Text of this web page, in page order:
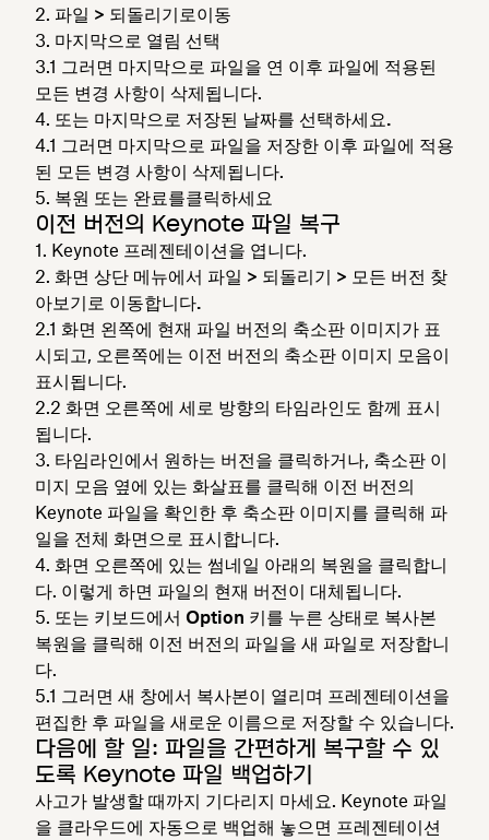
파일 > 되돌리기로이동
마지막으로 열림 선택
그러면 마지막으로 파일을 연 이후 파일에 적용된
모든 변경 사항이 삭제됩니다.
또는 마지막으로 저장된 날짜를 선택하세요.
그러면 마지막으로 파일을 저장한 이후 파일에 적용
된 모든 변경 사항이 삭제됩니다.
복원 또는 완료를클릭하세요
이전 버전의 Keynote 파일 복구
Keynote 프레젠테이션을 엽니다.
화면 상단 메뉴에서 파일 > 되돌리기 > 모든 버전 찾
아보기로 이동합니다.
화면 왼쪽에 현재 파일 버전의 축소판 이미지가 표
시되고, 오른쪽에는 이전 버전의 축소판 이미지 모음이
표시됩니다.
화면 오른쪽에 세로 방향의 타임라인도 함께 표시
됩니다.
타임라인에서 원하는 버전을 클릭하거나, 축소판 이
미지 모음 옆에 있는 화살표를 클릭해 이전 버전의
Keynote 파일을 확인한 후 축소판 이미지를 클릭해 파
일을 전체 화면으로 표시합니다.
화면 오른쪽에 있는 썸네일 아래의 복원을 클릭합니
다. 이렇게 하면 파일의 현재 버전이 대체됩니다.
또는 키보드에서 Option 키를 누른 상태로 복사본
복원을 클릭해 이전 버전의 파일을 새 파일로 저장합니
다.
그러면 새 창에서 복사본이 열리며 프레젠테이션을
편집한 후 파일을 새로운 이름으로 저장할 수 있습니다.
다음에 할 일: 파일을 간편하게 복구할 수 있
도록 Keynote 파일 백업하기
사고가 발생할 때까지 기다리지 마세요. Keynote 파일
을 클라우드에 자동으로 백업해 놓으면 프레젠테이션